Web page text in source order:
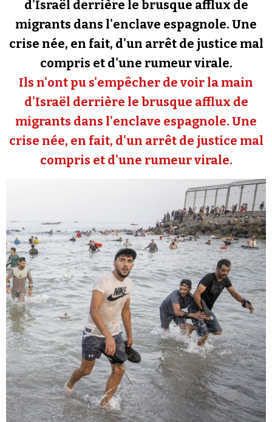
Newsletter
Faire un don
Demander à Vera
Se connecter
d'Israël derrière le brusque afflux de
migrants dans l'enclave espagnole. Une
crise née, en fait, d'un arrêt de justice mal
compris et d'une rumeur virale.
Ils n'ont pu s'empêcher de voir la main
d'Israël derrière le brusque afflux de
migrants dans l'enclave espagnole. Une
crise née, en fait, d'un arrêt de justice mal
compris et d'une rumeur virale.